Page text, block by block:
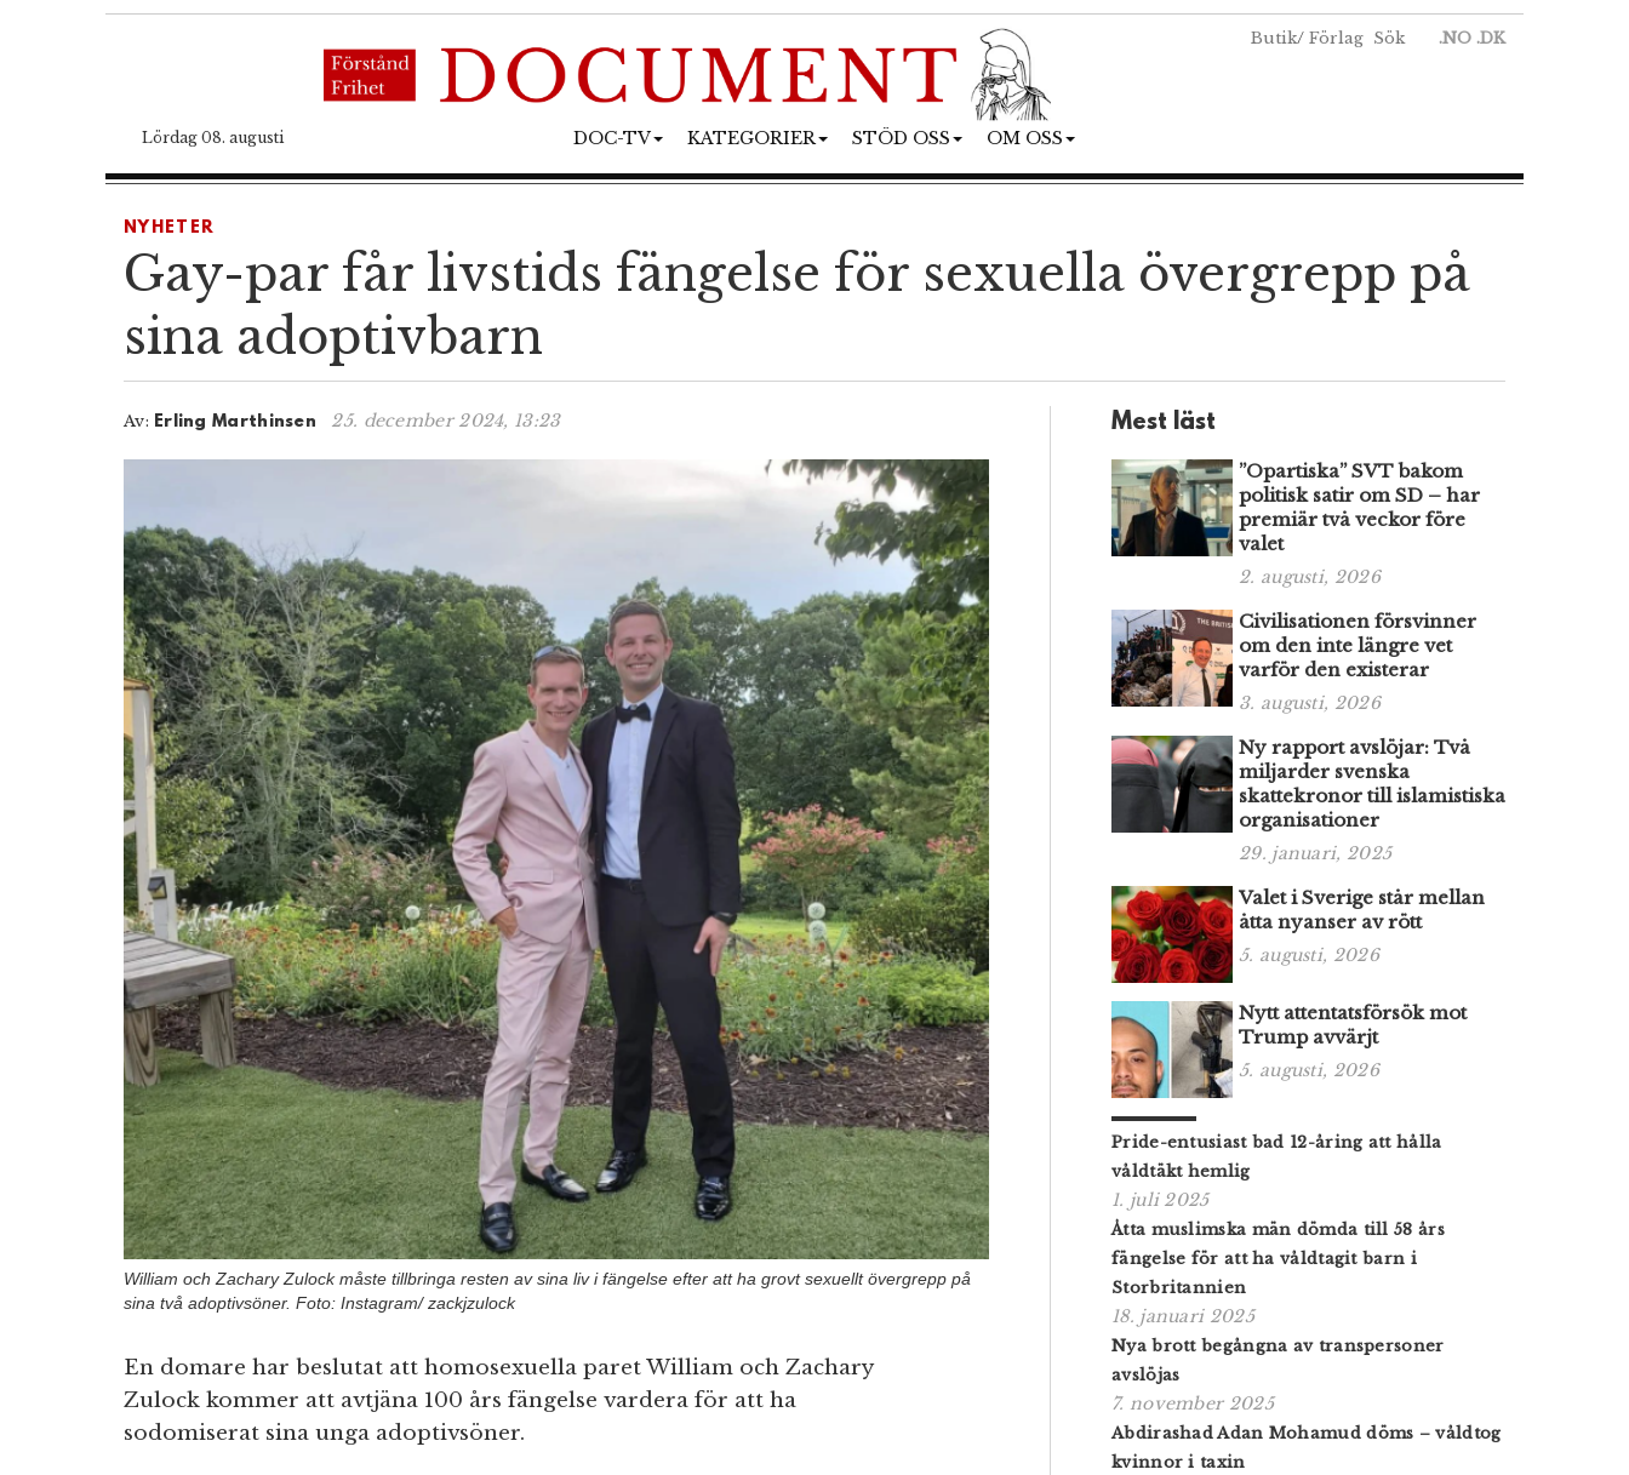
Butik/ Förlag Sök .NO .DK
Lördag 08. augusti DOC-TV KATEGORIER STÖD OSS OM OSS
NYHETER
Gay-par får livstids fängelse för sexuella övergrepp på
sina adoptivbarn
Av: Erling Marthinsen 25. december 2024, 13:23
William och Zachary Zulock måste tillbringa resten av sina liv i fängelse efter att ha grovt sexuellt övergrepp på
sina två adoptivsöner. Foto: Instagram/ zackjzulock
En domare har beslutat att homosexuella paret William och Zachary
Zulock kommer att avtjäna 100 års fängelse vardera för att ha
sodomiserat sina unga adoptivsöner.
Mest läst
”Opartiska” SVT bakom
politisk satir om SD – har
premiär två veckor före
valet
2. augusti, 2026
Civilisationen försvinner
om den inte längre vet
varför den existerar
3. augusti, 2026
Ny rapport avslöjar: Två
miljarder svenska
skattekronor till islamistiska
organisationer
29. januari, 2025
Valet i Sverige står mellan
åtta nyanser av rött
5. augusti, 2026
Nytt attentatsförsök mot
Trump avvärjt
5. augusti, 2026
Pride-entusiast bad 12-åring att hålla
våldtäkt hemlig
1. juli 2025
Åtta muslimska män dömda till 58 års
fängelse för att ha våldtagit barn i
Storbritannien
18. januari 2025
Nya brott begångna av transpersoner
avslöjas
7. november 2025
Abdirashad Adan Mohamud döms – våldtog
kvinnor i taxin